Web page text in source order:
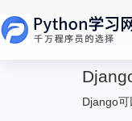
Django